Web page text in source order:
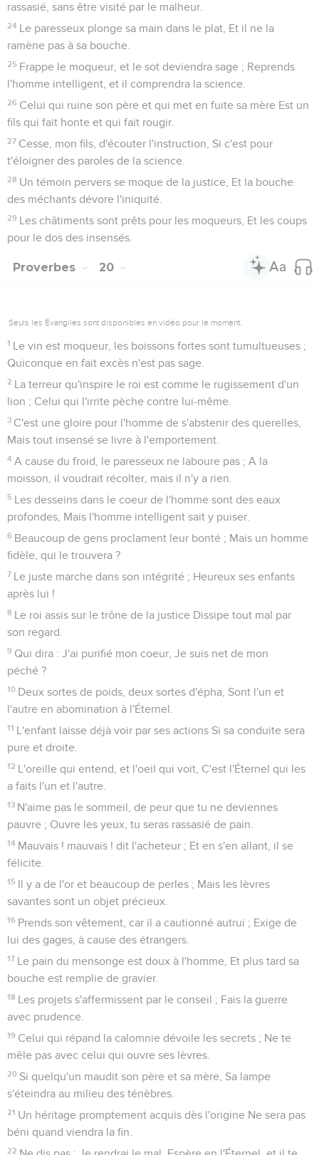
rassasié, sans être visité par le malheur.
24 Le paresseux plonge sa main dans le plat, Et il ne la
ramène pas à sa bouche.
25 Frappe le moqueur, et le sot deviendra sage ; Reprends
l'homme intelligent, et il comprendra la science.
26 Celui qui ruine son père et qui met en fuite sa mère Est un
fils qui fait honte et qui fait rougir.
27 Cesse, mon fils, d'écouter l'instruction, Si c'est pour
t'éloigner des paroles de la science.
28 Un témoin pervers se moque de la justice, Et la bouche
des méchants dévore l'iniquité.
29 Les châtiments sont prêts pour les moqueurs, Et les coups
pour le dos des insensés.
Proverbes 20
Seuls les Évangiles sont disponibles en vidéo pour le moment.
1 Le vin est moqueur, les boissons fortes sont tumultueuses ;
Quiconque en fait excès n'est pas sage.
2 La terreur qu'inspire le roi est comme le rugissement d'un
lion ; Celui qui l'irrite pèche contre lui-même.
3 C'est une gloire pour l'homme de s'abstenir des querelles,
Mais tout insensé se livre à l'emportement.
4 A cause du froid, le paresseux ne laboure pas ; A la
moisson, il voudrait récolter, mais il n'y a rien.
5 Les desseins dans le coeur de l'homme sont des eaux
profondes, Mais l'homme intelligent sait y puiser.
6 Beaucoup de gens proclament leur bonté ; Mais un homme
fidèle, qui le trouvera ?
7 Le juste marche dans son intégrité ; Heureux ses enfants
après lui !
8 Le roi assis sur le trône de la justice Dissipe tout mal par
son regard.
9 Qui dira : J'ai purifié mon coeur, Je suis net de mon
péché ?
10 Deux sortes de poids, deux sortes d'épha, Sont l'un et
l'autre en abomination à l'Éternel.
11 L'enfant laisse déjà voir par ses actions Si sa conduite sera
pure et droite.
12 L'oreille qui entend, et l'oeil qui voit, C'est l'Éternel qui les
a faits l'un et l'autre.
13 N'aime pas le sommeil, de peur que tu ne deviennes
pauvre ; Ouvre les yeux, tu seras rassasié de pain.
14 Mauvais ! mauvais ! dit l'acheteur ; Et en s'en allant, il se
félicite.
15 Il y a de l'or et beaucoup de perles ; Mais les lèvres
savantes sont un objet précieux.
16 Prends son vêtement, car il a cautionné autrui ; Exige de
lui des gages, à cause des étrangers.
17 Le pain du mensonge est doux à l'homme, Et plus tard sa
bouche est remplie de gravier.
18 Les projets s'affermissent par le conseil ; Fais la guerre
avec prudence.
19 Celui qui répand la calomnie dévoile les secrets ; Ne te
mêle pas avec celui qui ouvre ses lèvres.
20 Si quelqu'un maudit son père et sa mère, Sa lampe
s'éteindra au milieu des ténèbres.
21 Un héritage promptement acquis dès l'origine Ne sera pas
béni quand viendra la fin.
22